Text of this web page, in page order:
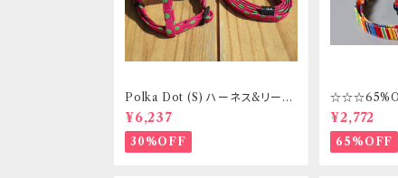
Polka Dot (S) ハーネス&リード
セット _ フントヒュッテオリジナル
¥6,237
30%OFF
ズ 首輪&リー
ッテオリジナル
¥2,772
65%OFF